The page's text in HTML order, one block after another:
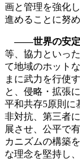
画と管理を強化
進めることに努め
――世界の安定
等、協力といっ
て地域のホット
まに武力を行使
と、侵略・拡張
平和共存5原則に
非対抗、第三者
展させ、公平で
カニズムの構築
な理念を堅持し